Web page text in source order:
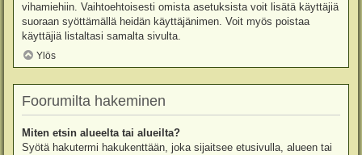
vihamiehiin. Vaihtoehtoisesti omista asetuksista voit lisätä käyttäjiä
suoraan syöttämällä heidän käyttäjänimen. Voit myös poistaa
käyttäjiä listaltasi samalta sivulta.
Ylös
Foorumilta hakeminen
Miten etsin alueelta tai alueilta?
Syötä hakutermi hakukenttään, joka sijaitsee etusivulla, alueen tai